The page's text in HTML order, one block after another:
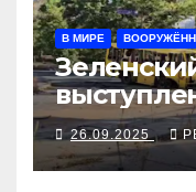
В МИРЕ
закрыли
рубеж
26.09.2025